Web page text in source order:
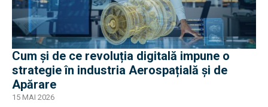
Cum și de ce revoluția digitală impune o
strategie în industria Aerospațială și de
Apărare
15 MAI 2026